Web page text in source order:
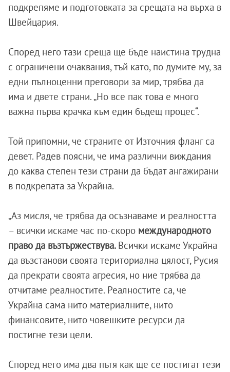
подкрепяме и подготовката за срещата на върха в
Швейцария.
Според него тази среща ще бъде наистина трудна
с ограничени очаквания, тъй като, по думите му, за
едни пълноценни преговори за мир, трябва да
има и двете страни. „Но все пак това е много
важна първа крачка към един бъдещ процес“.
Той припомни, че страните от Източния фланг са
девет. Радев поясни, че има различни виждания
до каква степен тези страни да бъдат ангажирани
в подкрепата за Украйна.
„Аз мисля, че трябва да осъзнаваме и реалността
– всички искаме час по-скоро международното
право да възтържествува. Всички искаме Украйна
да възстанови своята териториална цялост, Русия
да прекрати своята агресия, но ние трябва да
отчитаме реалностите. Реалностите са, че
Украйна сама нито материалните, нито
финансовите, нито човешките ресурси да
постигне тези цели.
Според него има два пътя как ще се постигат тези